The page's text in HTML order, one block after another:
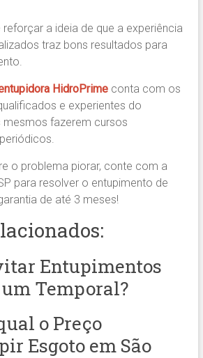
reforçar a ideia de que a experiência
traz bons resultados para
HidroPrimeconta com os
e experientes do
fazerem cursos
o problema piorar, conte com a
para resolver o entupimento de
de até 3 meses!
Entupimentos
Temporal?
o Preço
Esgoto em São